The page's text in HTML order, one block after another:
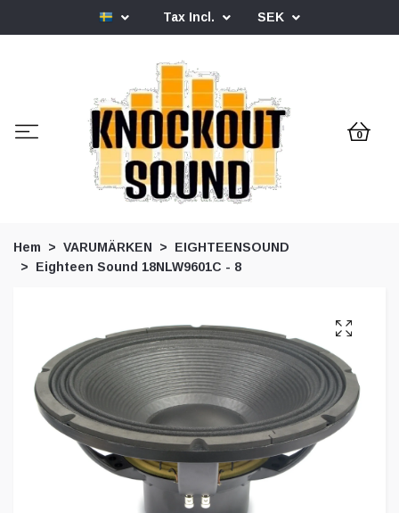
Tax Incl. SEK
0
Hem VARUMÄRKEN
EIGHTEENSOUND
Eighteen Sound 18NLW9601C - 8